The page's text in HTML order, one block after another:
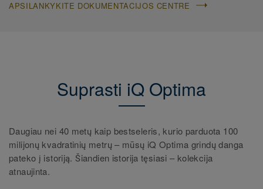
APSILANKYKITE DOKUMENTACIJOS CENTRE
Suprasti iQ Optima
Daugiau nei 40 metų kaip bestseleris, kurio parduota 100
milijonų kvadratinių metrų – mūsų iQ Optima grindų danga
pateko į istoriją. Šiandien istorija tęsiasi – kolekcija
atnaujinta.